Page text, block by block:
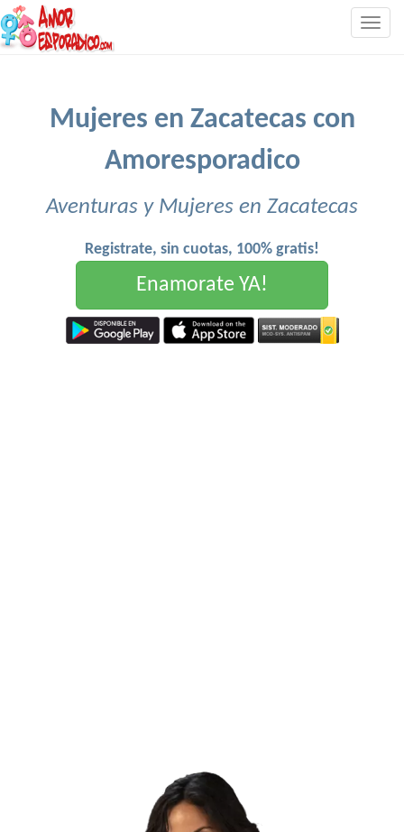
Mujeres en Zacatecas con
Amoresporadico
Aventuras y Mujeres en Zacatecas
Registrate, sin cuotas, 100% gratis!
Enamorate YA!